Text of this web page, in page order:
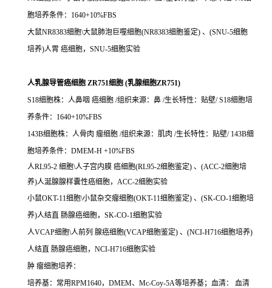
胞培养条件：1640+10%FBS
大鼠NR8383细胞\大鼠肺泡巨噬细胞(NR8383细胞鉴定) 、(SNU-5细胞
培养)人胃 癌细胞，SNU-5细胞实验
人乳腺导管癌细胞 ZR751细胞 (乳腺细胞ZR751)
S18细胞株：人鼻咽 癌细胞 /组织来源：鼻 /生长特性：贴壁/ S18细胞培
养条件：1640+10%FBS
143B细胞株：人骨肉 瘤细胞 /组织来源：肌肉 /生长特性：贴壁/ 143B细
胞培养条件：DMEM-H +10%FBS
人RL95-2 细胞\人子宫内膜 癌细胞(RL95-2细胞鉴定) 、(ACC-2细胞培
养)人涎腺腺样囊性癌细胞，ACC-2细胞实验
小鼠OKT-11细胞\小鼠杂交瘤细胞(OKT-11细胞鉴定) 、(SK-CO-1细胞培
养)人结直 肠腺癌细胞，SK-CO-1细胞实验
人VCAP细胞\人前列 腺癌细胞(VCAP细胞鉴定) 、(NCI-H716细胞培养)
人结直 肠腺癌细胞，NCI-H716细胞实验
肿 瘤细胞培养：
培养基：常用RPM1640，DMEM、Mc-Coy-5A等培养基；血清： 血清